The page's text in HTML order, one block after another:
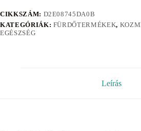
CIKKSZÁM: D2E08745DA0B
KATEGÓRIÁK: FÜRDŐTERMÉKEK,
EGÉSZSÉG
Leírás